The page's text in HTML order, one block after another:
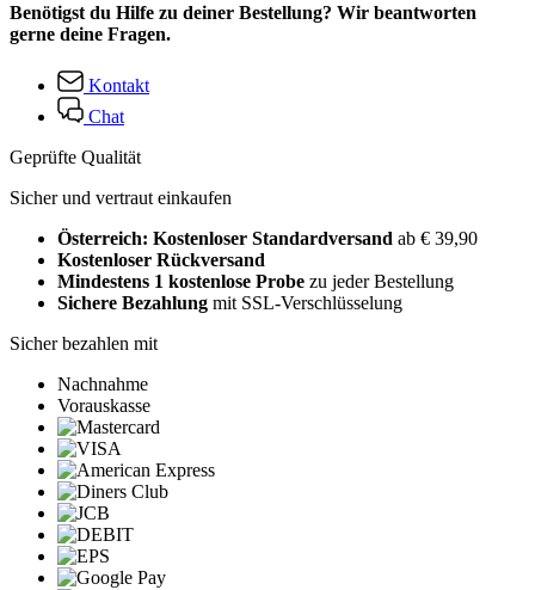
Benötigst du Hilfe zu deiner Bestellung? Wir beantworten
gerne deine Fragen.
Kontakt
Chat
Geprüfte Qualität
Sicher und vertraut einkaufen
Österreich: Kostenloser Standardversand ab € 39,90
Kostenloser Rückversand
Mindestens 1 kostenlose Probe zu jeder Bestellung
Sichere Bezahlung mit SSL-Verschlüsselung
Sicher bezahlen mit
Nachnahme
Vorauskasse